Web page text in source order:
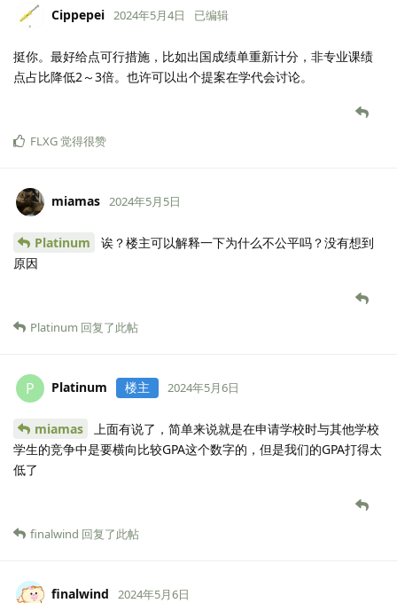
Cippepei 2024年5月4日 已编辑
挺你。最好给点可行措施，比如出国成绩单重新计分，非专业课绩
点占比降低2～3倍。也许可以出个提案在学代会讨论。
FLXG觉得很赞
miamas 2024年5月5日
Platinum
诶？楼主可以解释一下为什么不公平吗？没有想到
原因
Platinum 回复了此帖
P Platinum 楼主 2024年5月6日
miamas
上面有说了，简单来说就是在申请学校时与其他学校
学生的竞争中是要横向比较GPA这个数字的，但是我们的GPA打得太
低了
finalwind 回复了此帖
finalwind 2024年5月6日